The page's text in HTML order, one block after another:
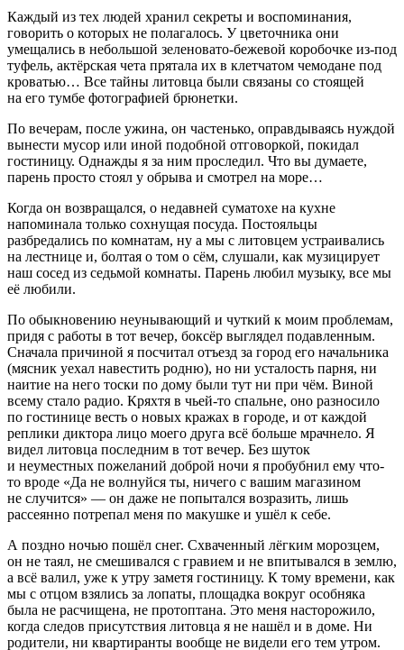
Каждый из тех людей хранил секреты и воспоминания,
говорить о которых не полагалось. У цветочника они
умещались в небольшой зеленовато-бежевой коробочке из-под
туфель, актёрская чета прятала их в клетчатом чемодане под
кроватью… Все тайны литовца были связаны со стоящей
на его тумбе фотографией брюнетки.
По вечерам, после ужина, он частенько, оправдываясь нуждой
вынести мусор или иной подобной отговоркой, покидал
гостиницу. Однажды я за ним проследил. Что вы думаете,
парень просто стоял у обрыва и смотрел на море…
Когда он возвращался, о недавней суматохе на кухне
напоминала только сохнущая посуда. Постояльцы
разбредались по комнатам, ну а мы с литовцем устраивались
на лестнице и, болтая о том о сём, слушали, как музицирует
наш сосед из седьмой комнаты. Парень любил музыку, все мы
её любили.
По обыкновению неунывающий и чуткий к моим проблемам,
придя с работы в тот вечер, боксёр выглядел подавленным.
Сначала причиной я посчитал отъезд за город его начальника
(мясник уехал навестить родню), но ни усталость парня, ни
наитие на него тоски по дому были тут ни при чём. Виной
всему стало радио. Кряхтя в чьей-то спальне, оно разносило
по гостинице весть о новых кражах в городе, и от каждой
реплики диктора лицо моего друга всё больше мрачнело. Я
видел литовца последним в тот вечер. Без шуток
и неуместных пожеланий доброй ночи я пробубнил ему что-
то вроде «Да не волнуйся ты, ничего с вашим магазином
не случится» — он даже не попытался возразить, лишь
рассеянно потрепал меня по макушке и ушёл к себе.
А поздно ночью пошёл снег. Схваченный лёгким морозцем,
он не таял, не смешивался с гравием и не впитывался в землю,
а всё валил, уже к утру заметя гостиницу. К тому времени, как
мы с отцом взялись за лопаты, площадка вокруг особняка
была не расчищена, не протоптана. Это меня насторожило,
когда следов присутствия литовца я не нашёл и в доме. Ни
родители, ни квартиранты вообще не видели его тем утром.